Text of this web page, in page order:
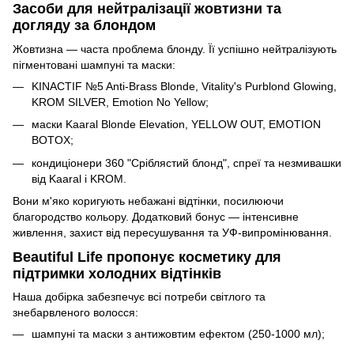
Засоби для нейтралізації жовтизни та
догляду за блондом
Жовтизна — часта проблема блонду. Її успішно нейтралізують
пігментовані шампуні та маски:
KINACTIF №5 Anti-Brass Blonde, Vitality's Purblond Glowing,
KROM SILVER, Emotion No Yellow;
маски Kaaral Blonde Elevation, YELLOW OUT, EMOTION
BOTOX;
кондиціонери 360 "Сріблястий блонд", спреї та незмивашки
від Kaaral і KROM.
Вони м'яко коригують небажані відтінки, посилюючи
благородство кольору. Додатковий бонус — інтенсивне
живлення, захист від пересушування та УФ-випромінювання.
Beautiful Life пропонує косметику для
підтримки холодних відтінків
Наша добірка забезпечує всі потреби світлого та
знебарвленого волосся:
шампуні та маски з антижовтим ефектом (250-1000 мл);